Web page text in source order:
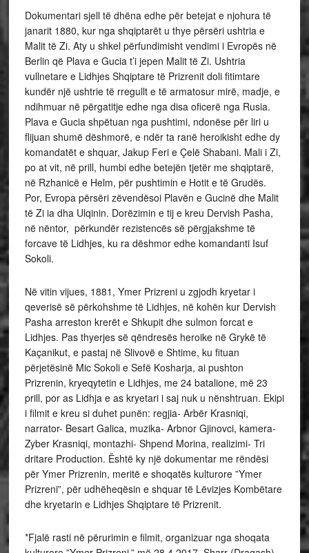
Dokumentari sjell të dhëna edhe për betejat e njohura të
janarit 1880, kur nga shqiptarët u thye përsëri ushtria e
Malit të Zi. Aty u shkel përfundimisht vendimi i Evropës në
Berlin që Plava e Gucia t’i jepen Malit të Zi. Ushtria
vullnetare e Lidhjes Shqiptare të Prizrenit doli fitimtare
kundër një ushtrie të rregullt e të armatosur mirë, madje, e
ndihmuar në përgatitje edhe nga disa oficerë nga Rusia.
Plava e Gucia shpëtuan nga pushtimi, ndonëse për liri u
flijuan shumë dëshmorë, e ndër ta ranë heroikisht edhe dy
komandatët e shquar, Jakup Feri e Çelë Shabani. Mali i Zi,
po at vit, në prill, humbi edhe betejën tjetër me shqiptarë,
në Rzhanicë e Helm, për pushtimin e Hotit e të Grudës.
Por, Evropa përsëri zëvendësoi Plavën e Gucinë dhe Malit
të Zi ia dha Ulqinin. Dorëzimin e tij e kreu Dervish Pasha,
në nëntor, përkundër rezistencës së përgjakshme të
forcave të Lidhjes, ku ra dëshmor edhe komandanti Isuf
Sokoli.
Në vitin vijues, 1881, Ymer Prizreni u zgjodh kryetar i
qeverisë së përkohshme të Lidhjes, në kohën kur Dervish
Pasha arreston krerët e Shkupit dhe sulmon forcat e
Lidhjes. Pas thyerjes së qëndresës heroike në Grykë të
Kaçanikut, e pastaj në Slivovë e Shtime, ku fituan
përjetësinë Mic Sokoli e Sefë Kosharja, ai pushton
Prizrenin, kryeqytetin e Lidhjes, me 24 batalione, më 23
prill, por as Lidhja e as kryetari i saj nuk u nënshtruan. Ekipi
i filmit e kreu si duhet punën: regjia- Arbër Krasniqi,
narrator- Besart Galica, muzika- Arbnor Gjinovci, kamera-
Zyber Krasniqi, montazhi- Shpend Morina, realizimi- Tri
dritare Production. Është ky një dokumentar me rëndësi
për Ymer Prizrenin, meritë e shoqatës kulturore ”Ymer
Prizreni”, për udhëheqësin e shquar të Lëvizjes Kombëtare
dhe kryetarin e Lidhjes Shqiptare të Prizrenit.
*Fjalë rasti në përurimin e filmit, organizuar nga shoqata